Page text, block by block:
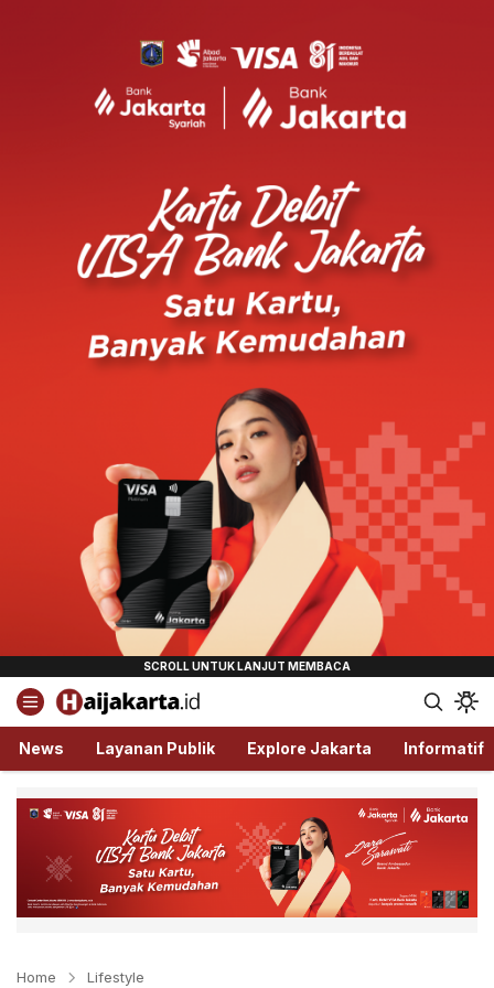
Haijakarta.id
Semua Tentang Jakarta Ada Disini!
News Layanan Publik Explore Jakarta Informatif
Home Lifestyle